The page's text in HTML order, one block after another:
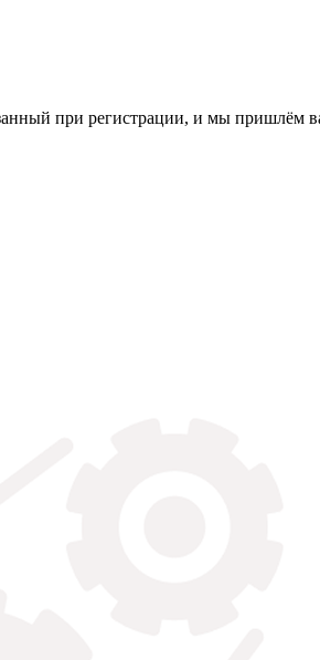
при регистрации, и мы пришлём